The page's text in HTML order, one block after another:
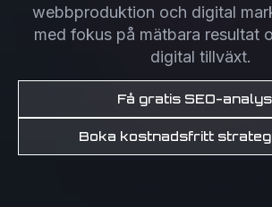
webbproduktion och digital
med fokus på mätbara resultat
digital tillväxt.
Få gratis SEO-analys
Boka kostnadsfritt